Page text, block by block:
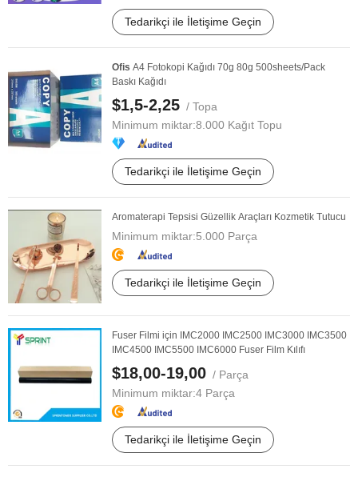
Tedarikçi ile İletişime Geçin
Ofis A4 Fotokopi Kağıdı 70g 80g 500sheets/Pack
Baskı Kağıdı
$1,5-2,25 / Topa
Minimum miktar:8.000 Kağıt Topu
Tedarikçi ile İletişime Geçin
Aromaterapi Tepsisi Güzellik Araçları Kozmetik Tutucu
Minimum miktar:5.000 Parça
Tedarikçi ile İletişime Geçin
Fuser Filmi için IMC2000 IMC2500 IMC3000 IMC3500
IMC4500 IMC5500 IMC6000 Fuser Film Kılıfı
$18,00-19,00 / Parça
Minimum miktar:4 Parça
Tedarikçi ile İletişime Geçin